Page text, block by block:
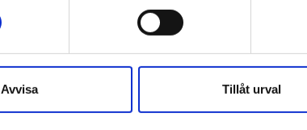
Avvisa Tillåt urval